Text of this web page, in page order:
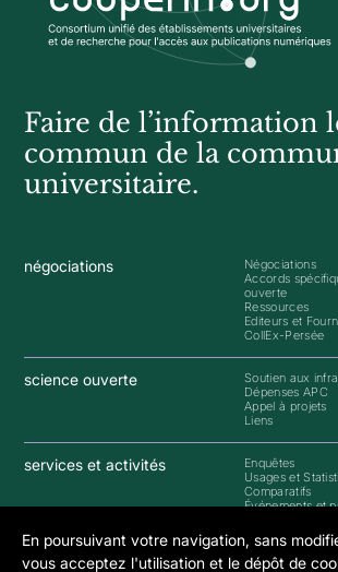
Faire de l’information
commun de la
universitaire.
négociations
Négociations
Accords
ouverte
Ressources
Editeurs et
CollEx-Persée
science ouverte
Soutien aux
Dépenses APC
Appel à projets
Liens
services et activités
Enquêtes
Usages et
Comparatifs
Événements et
groupes de travail
GTSO
GTI
En poursuivant votre navigation, sans
vous acceptez l'utilisation et le dépôt de